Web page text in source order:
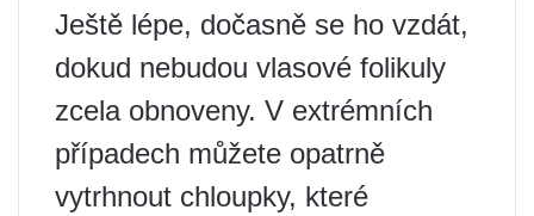
Ještě lépe, dočasně se ho vzdát,
dokud nebudou vlasové folikuly
zcela obnoveny. V extrémních
případech můžete opatrně
vytrhnout chloupky, které